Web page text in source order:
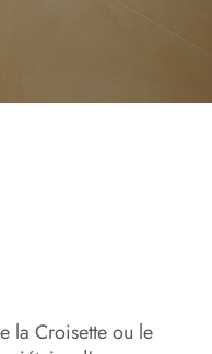
la Croisette ou le